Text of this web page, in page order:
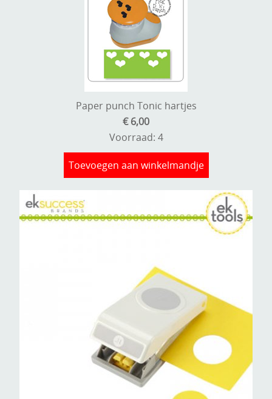
Paper punch Tonic hartjes
€ 6,00
Voorraad: 4
Toevoegen aan winkelmandje